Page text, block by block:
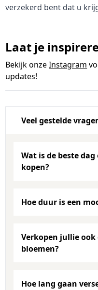
verzekerd bent dat u
Laat je
Bekijk onzeInstagram
updates!
Veel gestelde
Wat is de beste
kopen?
Hoe duur is een
Verkopen jullie
bloemen?
Hoe lang gaan